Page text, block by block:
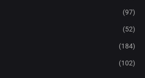
(97)
(52)
(184)
(102)